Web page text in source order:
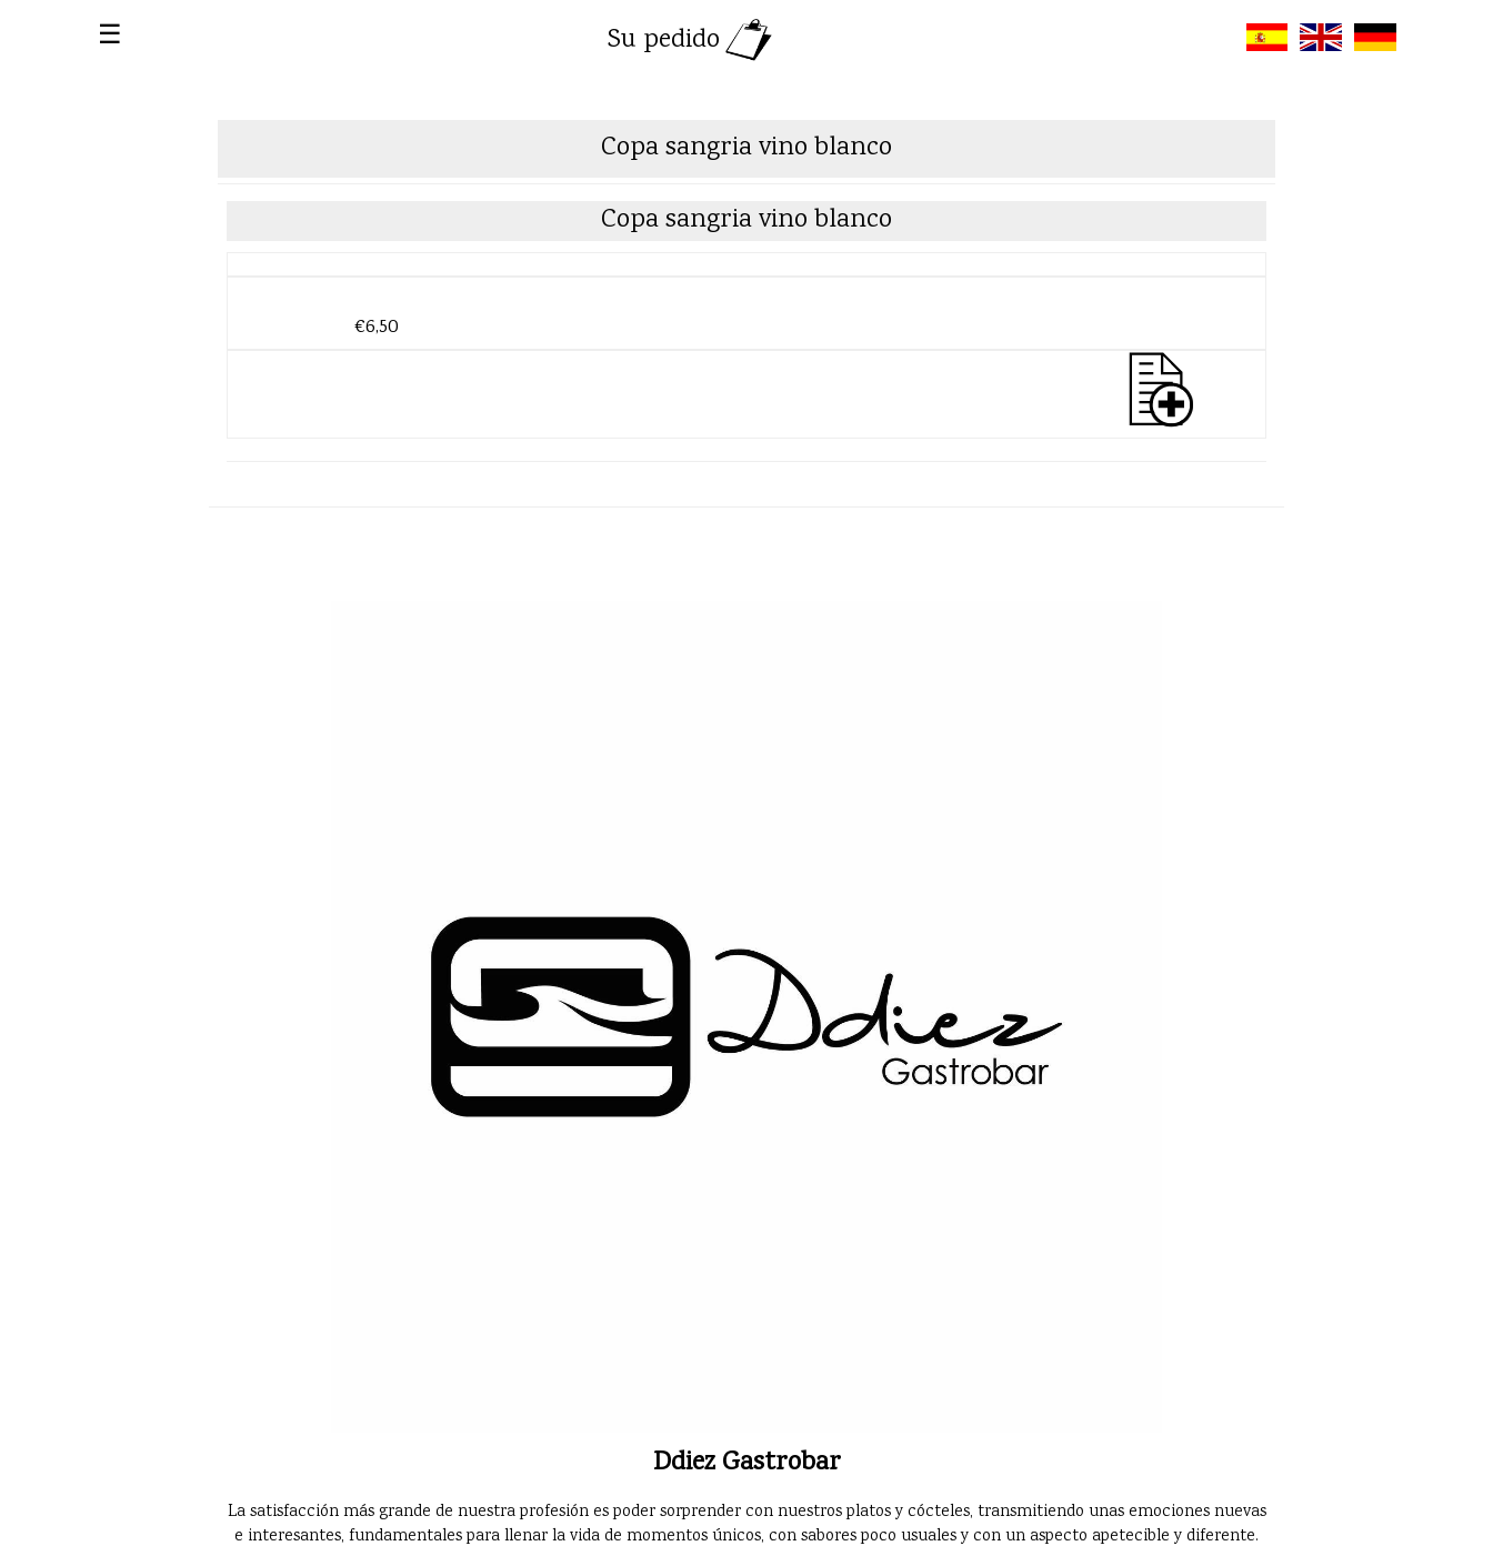
☰ Su pedido
Copa sangria vino blanco
Copa sangria vino blanco
€6,50
Ddiez Gastrobar
La satisfacción más grande de nuestra profesión es poder sorprender con nuestros platos y cócteles, transmitiendo unas emociones nuevas
e interesantes, fundamentales para llenar la vida de momentos únicos, con sabores poco usuales y con un aspecto apetecible y diferente.